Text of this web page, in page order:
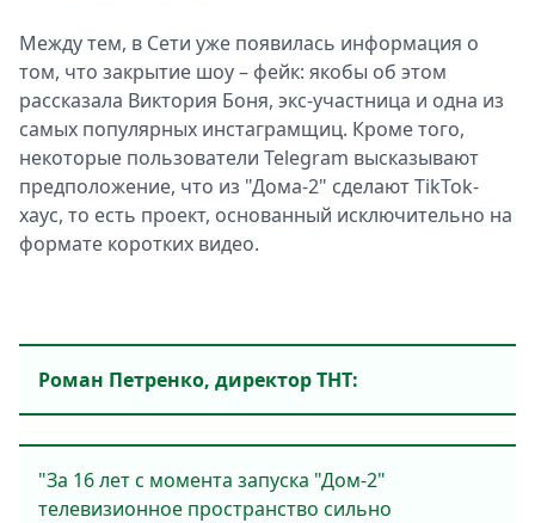
Между тем, в Сети уже появилась информация о
том, что закрытие шоу – фейк: якобы об этом
рассказала Виктория Боня, экс-участница и одна из
самых популярных инстаграмщиц. Кроме того,
некоторые пользователи Telegram высказывают
предположение, что из "Дома-2" сделают TikTok-
хаус, то есть проект, основанный исключительно на
формате коротких видео.
Роман Петренко, директор ТНТ:
"За 16 лет с момента запуска "Дом-2"
телевизионное пространство сильно